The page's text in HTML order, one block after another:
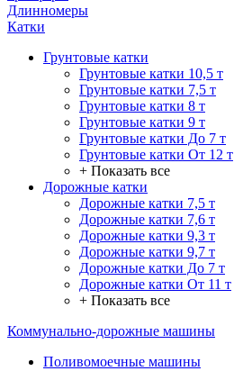
Длинномеры
Катки
Грунтовые катки
Грунтовые катки 10,5 т
Грунтовые катки 7,5 т
Грунтовые катки 8 т
Грунтовые катки 9 т
Грунтовые катки До 7 т
Грунтовые катки От 12 т
+ Показать все
Дорожные катки
Дорожные катки 7,5 т
Дорожные катки 7,6 т
Дорожные катки 9,3 т
Дорожные катки 9,7 т
Дорожные катки До 7 т
Дорожные катки От 11 т
+ Показать все
Коммунально-дорожные машины
Поливомоечные машины